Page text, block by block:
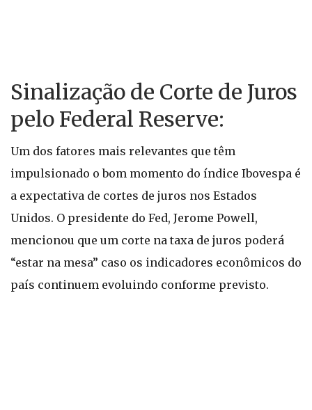
Sinalização de Corte de Juros
pelo Federal Reserve:
Um dos fatores mais relevantes que têm
impulsionado o bom momento do índice Ibovespa é
a expectativa de cortes de juros nos Estados
Unidos. O presidente do Fed, Jerome Powell,
mencionou que um corte na taxa de juros poderá
“estar na mesa” caso os indicadores econômicos do
país continuem evoluindo conforme previsto.